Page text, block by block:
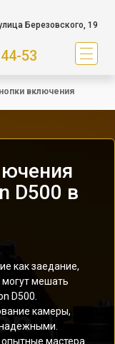
Березовского, 19
53
включения
D500 в
как заедание,
могут мешать
D500.
камеры,
мастера